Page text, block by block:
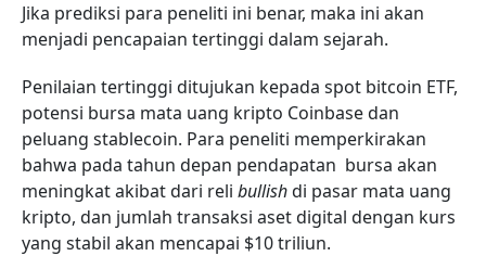
Jika prediksi para peneliti ini benar, maka ini akan
menjadi pencapaian tertinggi dalam sejarah.
Penilaian tertinggi ditujukan kepada spot bitcoin ETF,
potensi bursa mata uang kripto Coinbase dan
peluang stablecoin. Para peneliti memperkirakan
bahwa pada tahun depan pendapatan bursa akan
meningkat akibat dari reli bullishdi pasar mata uang
kripto, dan jumlah transaksi aset digital dengan kurs
yang stabil akan mencapai $10 triliun.